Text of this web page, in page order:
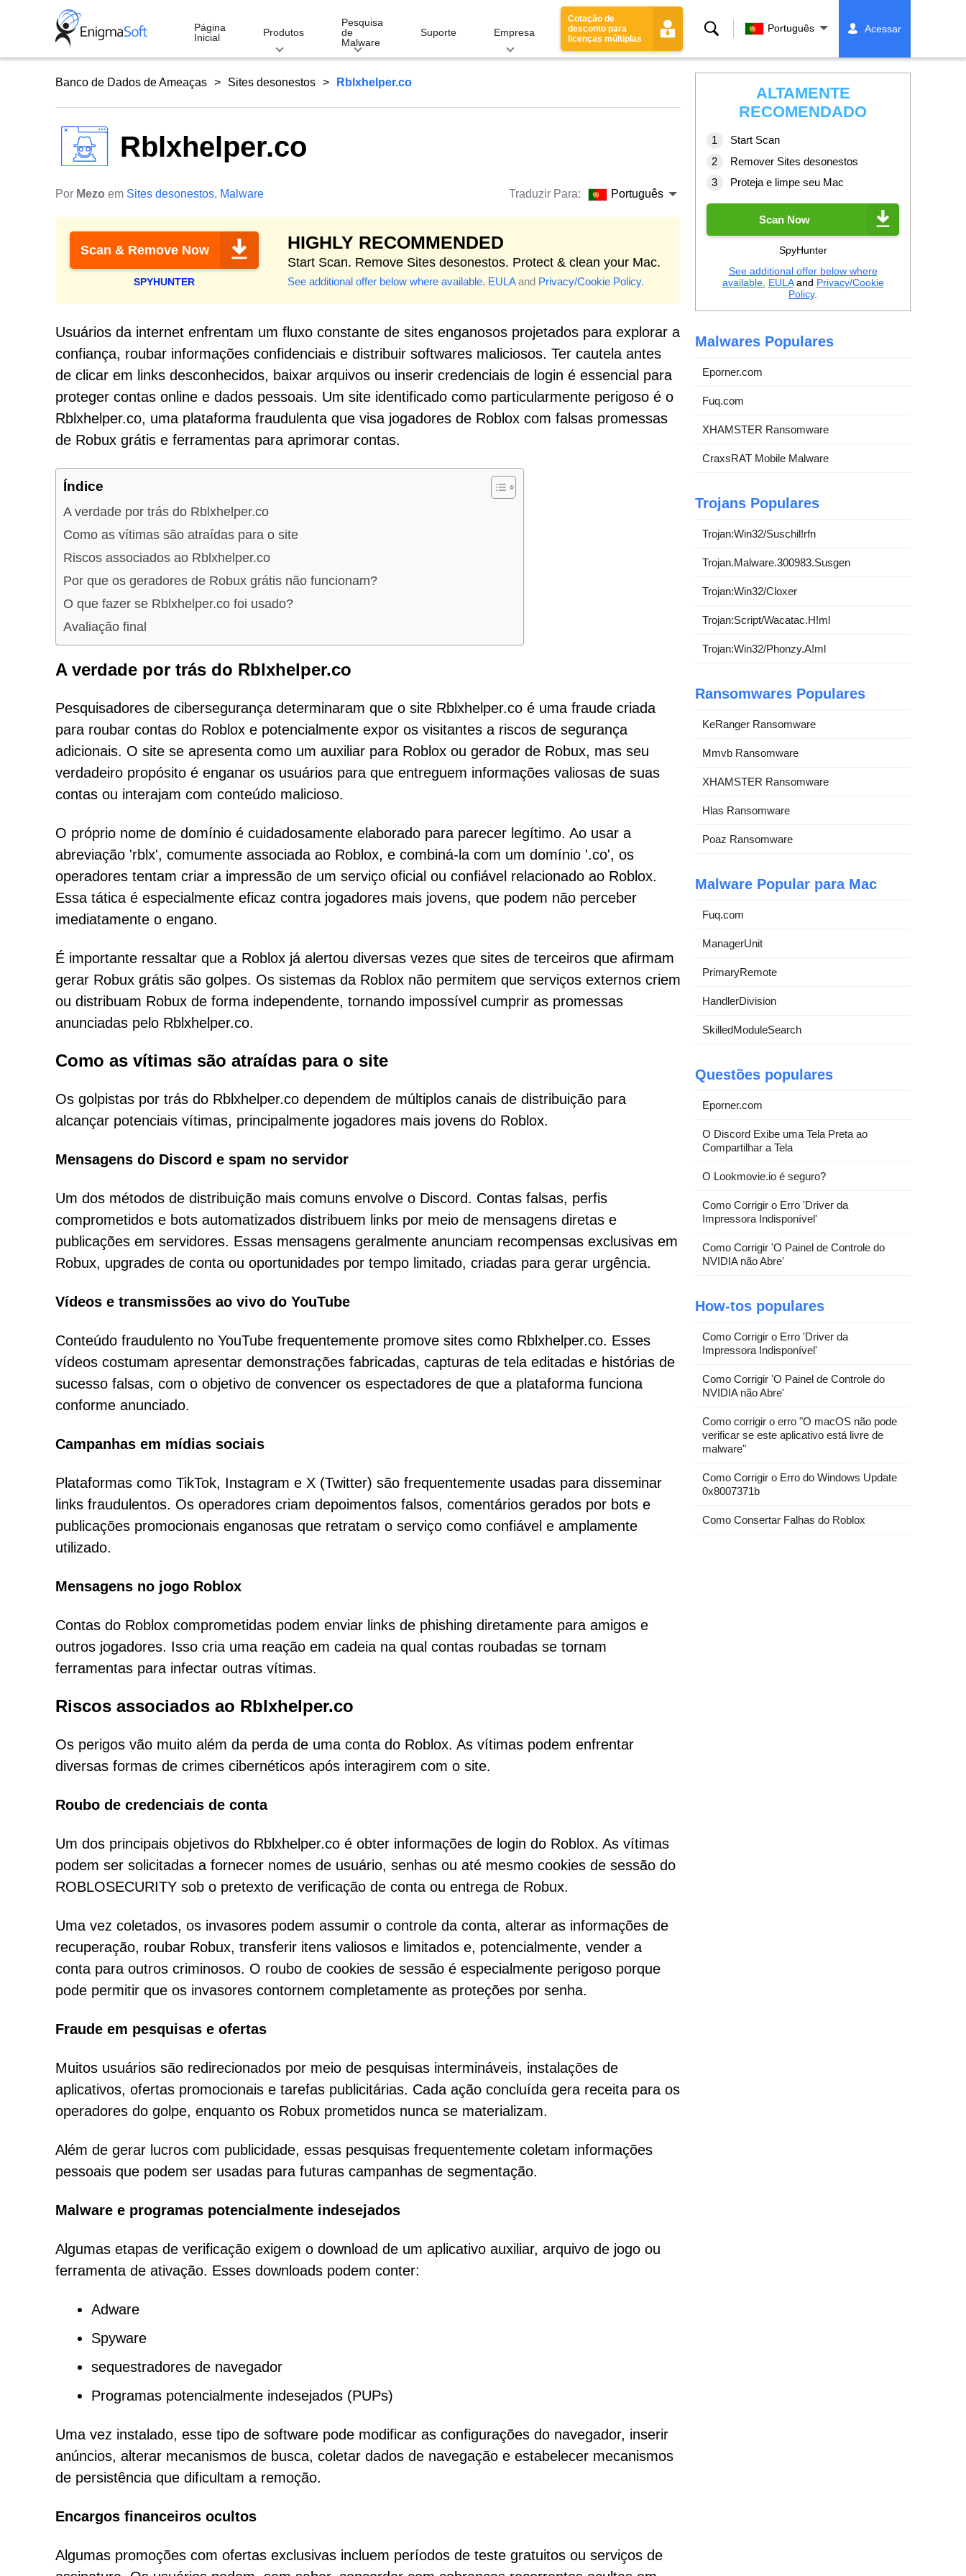
Página
Inicial
Produtos
Pesquisa
de
Malware
Suporte Empresa
Cotação de
desconto para
licenças múltiplas
Buscar Português Acessar
Banco de Dados de Ameaças Sites desonestos Rblxhelper.co
Rblxhelper.co
Por Mezo em Sites desonestos, Malware Traduzir Para: Português
Scan & Remove Now
SPYHUNTER
HIGHLY RECOMMENDED
Start Scan. Remove Sites desonestos. Protect & clean your Mac.
See additional offer below where available. EULAand Privacy/Cookie Policy.
Usuários da internet enfrentam um fluxo constante de sites enganosos projetados para explorar a
confiança, roubar informações confidenciais e distribuir softwares maliciosos. Ter cautela antes
de clicar em links desconhecidos, baixar arquivos ou inserir credenciais de login é essencial para
proteger contas online e dados pessoais. Um site identificado como particularmente perigoso é o
Rblxhelper.co, uma plataforma fraudulenta que visa jogadores de Roblox com falsas promessas
de Robux grátis e ferramentas para aprimorar contas.
Índice
A verdade por trás do Rblxhelper.co
Como as vítimas são atraídas para o site
Riscos associados ao Rblxhelper.co
Por que os geradores de Robux grátis não funcionam?
O que fazer se Rblxhelper.co foi usado?
Avaliação final
A verdade por trás do Rblxhelper.co
Pesquisadores de cibersegurança determinaram que o site Rblxhelper.co é uma fraude criada
para roubar contas do Roblox e potencialmente expor os visitantes a riscos de segurança
adicionais. O site se apresenta como um auxiliar para Roblox ou gerador de Robux, mas seu
verdadeiro propósito é enganar os usuários para que entreguem informações valiosas de suas
contas ou interajam com conteúdo malicioso.
O próprio nome de domínio é cuidadosamente elaborado para parecer legítimo. Ao usar a
abreviação 'rblx', comumente associada ao Roblox, e combiná-la com um domínio '.co', os
operadores tentam criar a impressão de um serviço oficial ou confiável relacionado ao Roblox.
Essa tática é especialmente eficaz contra jogadores mais jovens, que podem não perceber
imediatamente o engano.
É importante ressaltar que a Roblox já alertou diversas vezes que sites de terceiros que afirmam
gerar Robux grátis são golpes. Os sistemas da Roblox não permitem que serviços externos criem
ou distribuam Robux de forma independente, tornando impossível cumprir as promessas
anunciadas pelo Rblxhelper.co.
Como as vítimas são atraídas para o site
Os golpistas por trás do Rblxhelper.co dependem de múltiplos canais de distribuição para
alcançar potenciais vítimas, principalmente jogadores mais jovens do Roblox.
Mensagens do Discord e spam no servidor
Um dos métodos de distribuição mais comuns envolve o Discord. Contas falsas, perfis
comprometidos e bots automatizados distribuem links por meio de mensagens diretas e
publicações em servidores. Essas mensagens geralmente anunciam recompensas exclusivas em
Robux, upgrades de conta ou oportunidades por tempo limitado, criadas para gerar urgência.
Vídeos e transmissões ao vivo do YouTube
Conteúdo fraudulento no YouTube frequentemente promove sites como Rblxhelper.co. Esses
vídeos costumam apresentar demonstrações fabricadas, capturas de tela editadas e histórias de
sucesso falsas, com o objetivo de convencer os espectadores de que a plataforma funciona
conforme anunciado.
Campanhas em mídias sociais
Plataformas como TikTok, Instagram e X (Twitter) são frequentemente usadas para disseminar
links fraudulentos. Os operadores criam depoimentos falsos, comentários gerados por bots e
publicações promocionais enganosas que retratam o serviço como confiável e amplamente
utilizado.
Mensagens no jogo Roblox
Contas do Roblox comprometidas podem enviar links de phishing diretamente para amigos e
outros jogadores. Isso cria uma reação em cadeia na qual contas roubadas se tornam
ferramentas para infectar outras vítimas.
Riscos associados ao Rblxhelper.co
Os perigos vão muito além da perda de uma conta do Roblox. As vítimas podem enfrentar
diversas formas de crimes cibernéticos após interagirem com o site.
Roubo de credenciais de conta
Um dos principais objetivos do Rblxhelper.co é obter informações de login do Roblox. As vítimas
podem ser solicitadas a fornecer nomes de usuário, senhas ou até mesmo cookies de sessão do
ROBLOSECURITY sob o pretexto de verificação de conta ou entrega de Robux.
Uma vez coletados, os invasores podem assumir o controle da conta, alterar as informações de
recuperação, roubar Robux, transferir itens valiosos e limitados e, potencialmente, vender a
conta para outros criminosos. O roubo de cookies de sessão é especialmente perigoso porque
pode permitir que os invasores contornem completamente as proteções por senha.
Fraude em pesquisas e ofertas
Muitos usuários são redirecionados por meio de pesquisas intermináveis, instalações de
aplicativos, ofertas promocionais e tarefas publicitárias. Cada ação concluída gera receita para os
operadores do golpe, enquanto os Robux prometidos nunca se materializam.
Além de gerar lucros com publicidade, essas pesquisas frequentemente coletam informações
pessoais que podem ser usadas para futuras campanhas de segmentação.
Malware e programas potencialmente indesejados
Algumas etapas de verificação exigem o download de um aplicativo auxiliar, arquivo de jogo ou
ferramenta de ativação. Esses downloads podem conter:
Adware
Spyware
sequestradores de navegador
Programas potencialmente indesejados (PUPs)
Uma vez instalado, esse tipo de software pode modificar as configurações do navegador, inserir
anúncios, alterar mecanismos de busca, coletar dados de navegação e estabelecer mecanismos
de persistência que dificultam a remoção.
Encargos financeiros ocultos
Algumas promoções com ofertas exclusivas incluem períodos de teste gratuitos ou serviços de
ALTAMENTE
RECOMENDADO
Start Scan
Remover Sites desonestos
Proteja e limpe seu Mac
Scan Now
SpyHunter
See additional offer below where
available. EULAand Privacy/Cookie
Policy.
Malwares Populares
Eporner.com
Fuq.com
XHAMSTER Ransomware
CraxsRAT Mobile Malware
Trojans Populares
Trojan:Win32/Suschil!rfn
Trojan.Malware.300983.Susgen
Trojan:Win32/Cloxer
Trojan:Script/Wacatac.H!ml
Trojan:Win32/Phonzy.A!ml
Ransomwares Populares
KeRanger Ransomware
Mmvb Ransomware
XHAMSTER Ransomware
Hlas Ransomware
Poaz Ransomware
Malware Popular para Mac
Fuq.com
ManagerUnit
PrimaryRemote
HandlerDivision
SkilledModuleSearch
Questões populares
Eporner.com
O Discord Exibe uma Tela Preta ao
Compartilhar a Tela
O Lookmovie.io é seguro?
Como Corrigir o Erro 'Driver da
Impressora Indisponível'
Como Corrigir 'O Painel de Controle do
NVIDIA não Abre'
How-tos populares
Como Corrigir o Erro 'Driver da
Impressora Indisponível'
Como Corrigir 'O Painel de Controle do
NVIDIA não Abre'
Como corrigir o erro "O macOS não pode
verificar se este aplicativo está livre de
malware"
Como Corrigir o Erro do Windows Update
0x8007371b
Como Consertar Falhas do Roblox